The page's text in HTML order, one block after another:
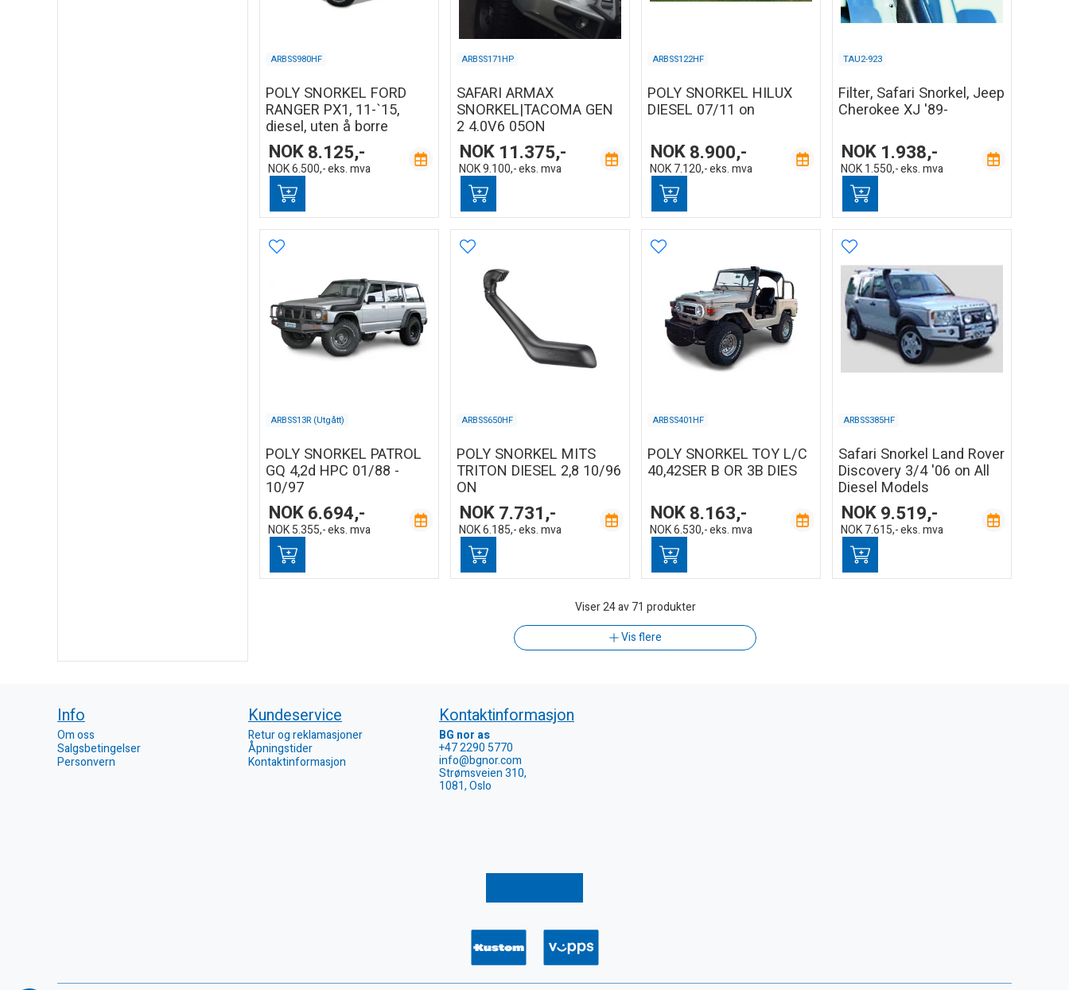
ARBSS980HF
POLY SNORKEL FORD
RANGER PX1, 11-`15,
diesel, uten å borre
NOK8.125,-
NOK6.500,-eks. mva
ARBSS171HP
SAFARI ARMAX
SNORKEL|TACOMA GEN
2 4.0V6 05ON
NOK 11.375,-
NOK9.100,-eks. mva
ARBSS122HF
POLY SNORKEL HILUX
DIESEL 07/11 on
NOK8.900,-
NOK 7.120,-eks. mva
TAU2-923
Filter, Safari Snorkel, Jeep
Cherokee XJ '89-
NOK 1.938,-
NOK 1.550,-eks. mva
ARBSS13R (Utgått)
POLY SNORKEL PATROL
GQ 4,2d HPC 01/88 -
10/97
NOK6.694,-
NOK 5.355,-eks. mva
ARBSS650HF
POLY SNORKEL MITS
TRITON DIESEL 2,8 10/96
ON
NOK7.731,-
NOK6.185,-eks. mva
ARBSS401HF
POLY SNORKEL TOY L/C
40,42SER B OR 3B DIES
NOK8.163,-
NOK6.530,-eks. mva
ARBSS385HF
Safari Snorkel Land Rover
Discovery 3/4 '06 on All
Diesel Models
NOK9.519,-
NOK 7.615,-eks. mva
Viser24av 71 produkter
Vis flere
Info
Om oss
Salgsbetingelser
Personvern
Kundeservice
Retur og reklamasjoner
Åpningstider
Kontaktinformasjon
Kontaktinformasjon
BG nor as
+47 2290 5770
info@bgnor.com
Strømsveien 310,
1081, Oslo